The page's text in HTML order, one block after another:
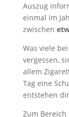
Auszug
einmal im
zwischen
Was viele
vergessen,
allem
Tag eine
entstehen
Zum